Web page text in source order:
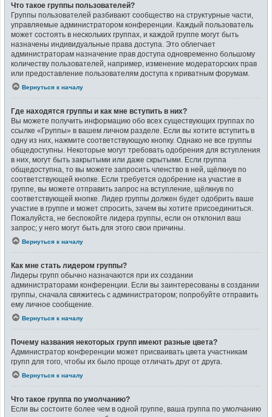
Что такое группы пользователей?
Группы пользователей разбивают сообщество на структурные части,
управляемые администратором конференции. Каждый пользователь
может состоять в нескольких группах, и каждой группе могут быть
назначены индивидуальные права доступа. Это облегчает
администраторам назначение прав доступа одновременно большому
количеству пользователей, например, изменение модераторских прав
или предоставление пользователям доступа к приватным форумам.
Вернуться к началу
Где находятся группы и как мне вступить в них?
Вы можете получить информацию обо всех существующих группах по
ссылке «Группы» в вашем личном разделе. Если вы хотите вступить в
одну из них, нажмите соответствующую кнопку. Однако не все группы
общедоступны. Некоторые могут требовать одобрения для вступления
в них, могут быть закрытыми или даже скрытыми. Если группа
общедоступна, то вы можете запросить членство в ней, щёлкнув по
соответствующей кнопке. Если требуется одобрение на участие в
группе, вы можете отправить запрос на вступление, щёлкнув по
соответствующей кнопке. Лидер группы должен будет одобрить ваше
участие в группе и может спросить, зачем вы хотите присоединиться.
Пожалуйста, не беспокойте лидера группы, если он отклонил ваш
запрос; у него могут быть для этого свои причины.
Вернуться к началу
Как мне стать лидером группы?
Лидеры групп обычно назначаются при их создании
администраторами конференции. Если вы заинтересованы в создании
группы, сначала свяжитесь с администратором; попробуйте отправить
ему личное сообщение.
Вернуться к началу
Почему названия некоторых групп имеют разные цвета?
Администратор конференции может присваивать цвета участникам
групп для того, чтобы их было проще отличать друг от друга.
Вернуться к началу
Что такое группа по умолчанию?
Если вы состоите более чем в одной группе, ваша группа по умолчанию